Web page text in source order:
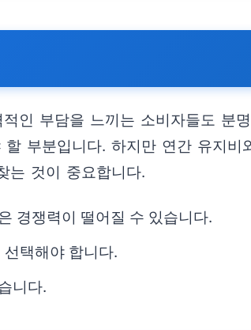
인 부담을 느끼는 소비자들도 분
부분입니다. 하지만 연간 유지비
는 것이 중요합니다.
경쟁력이 떨어질 수 있습니다.
택해야 합니다.
니다.